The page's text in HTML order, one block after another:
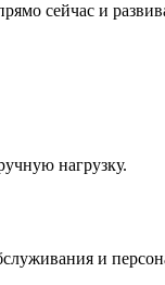
сейчас и
нагрузку.
и